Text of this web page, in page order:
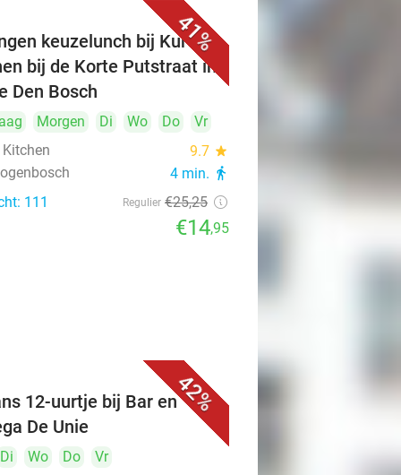
41%
keuzelunch bij Kuro's
bij de Korte Putstraat in
Den Bosch
Morgen Di Wo Do
Vr
Kitchen
9.7 star
4 min. directions_walk
111 Regulier €25,25
€14,95
42%
12-uurtje bij Bar en
De Unie
Di Wo Do
Vr